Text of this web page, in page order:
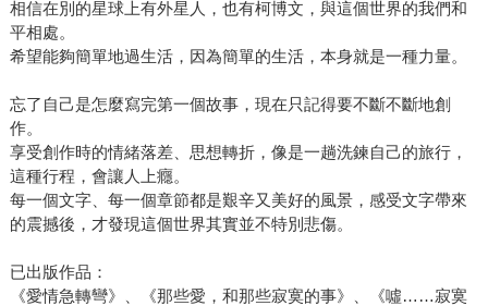
相信在別的星球上有外星人，也有柯博文，與這個世界的我們和
平相處。
希望能夠簡單地過生活，因為簡單的生活，本身就是一種力量。
忘了自己是怎麼寫完第一個故事，現在只記得要不斷不斷地創
作。
享受創作時的情緒落差、思想轉折，像是一趟洗鍊自己的旅行，
這種行程，會讓人上癮。
每一個文字、每一個章節都是艱辛又美好的風景，感受文字帶來
的震撼後，才發現這個世界其實並不特別悲傷。
已出版作品：
《愛情急轉彎》、《那些愛，和那些寂寞的事》、《噓……寂寞